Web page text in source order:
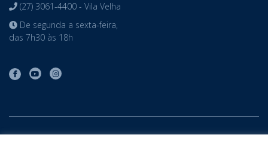
(27) 3061-4400 - Vila Velha
De segunda a sexta-feira,
das 7h30 às 18h